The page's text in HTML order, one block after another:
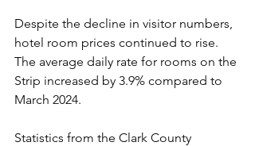
Despite the decline in visitor numbers,
hotel room prices continued to rise.
The average daily rate for rooms on the
Strip increased by 3.9% compared to
March 2024.
Statistics from the Clark County